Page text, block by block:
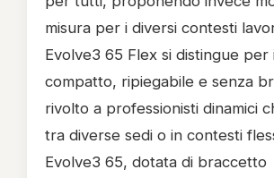
misura per i diversi contesti
Evolve3 65 Flex si distingue per
compatto, ripiegabile e senza
rivolto a professionisti dinamici
tra diverse sedi o in contesti
Evolve3 65, dotata di braccetto